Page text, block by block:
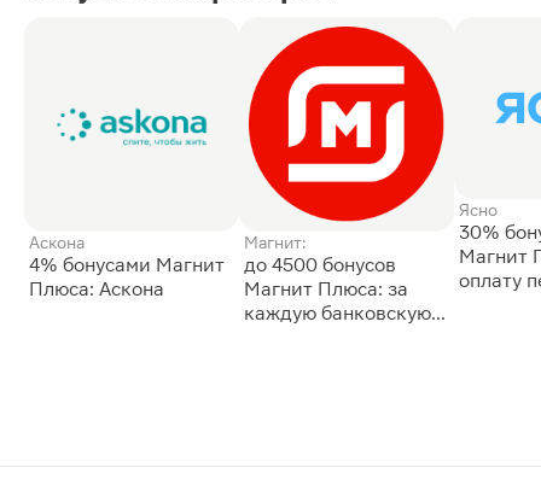
Аскона
4% бонусами Магнит
Плюса: Аскона
Магнит:
до 4500 бонусов
Магнит Плюса: за
каждую банковскую
Ясно
30%
Магнит
оплату